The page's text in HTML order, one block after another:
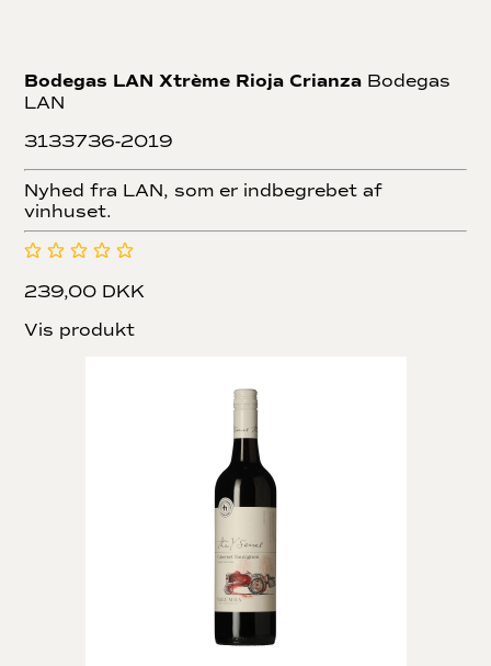
Bodegas LAN Xtrème Rioja Crianza Bodegas
LAN
3133736-2019
Nyhed fra LAN, som er indbegrebet af
vinhuset.
239,00 DKK
Vis produkt